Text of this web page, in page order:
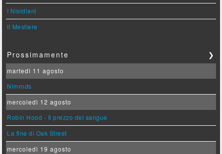
I Nisidiani
Il Mestiere
Prossimamente ❯
martedì 11 agosto
Nimrods
mercoledì 12 agosto
Robin Hood - Il prezzo del sangue
La fine di Oak Street
mercoledì 19 agosto